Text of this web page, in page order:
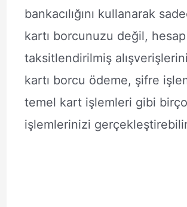
bankacılığını kullanarak
kartı borcunuzu değil,
taksitlendirilmiş
kartı borcu ödeme, şifre
temel kart işlemleri gibi
işlemlerinizi